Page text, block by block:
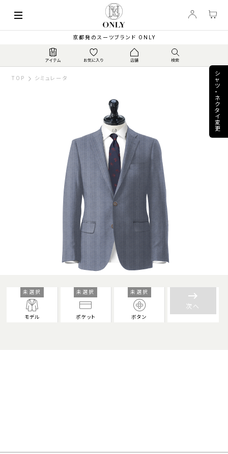
京都発のスーツブランド ONLY
TOP シミュレータ
【秋冬】伊マルゾット ... PRICE
シ
ャ
ツ
・
ネ
ク
タ
イ
変
更
モデル
未選択
ポケット
未選択
ボタン
未選択 keyboard_backspace
次へ